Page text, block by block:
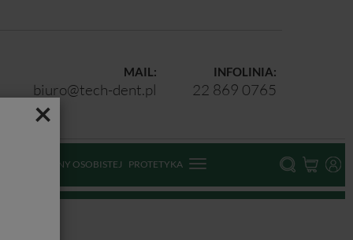
×
INFOLINIA:
22 869 0765
MAIL:
biuro@tech-dent.pl
OCHRONY OSOBISTEJ PROTETYKA